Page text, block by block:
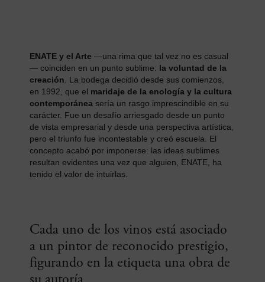
ENATE y el Arte —una rima que tal vez no es casual
— coinciden en un punto sublime: la voluntad de la
creación . La bodega decidió desde sus comienzos,
en 1992, que el maridaje de la enología y la cultura
contemporánea sería un rasgo imprescindible en su
carácter. Fue un desafío arriesgado desde un punto
de vista empresarial y desde una perspectiva artística,
pero el triunfo fue incontestable y creó escuela. El
concepto acabó por imponerse: las ideas sublimes
resultan evidentes una vez que alguien, ENATE, ha
tenido el valor de intuirlas.
Cada uno de los vinos está asociado
a un pintor de reconocido prestigio,
figurando en la etiqueta una obra de